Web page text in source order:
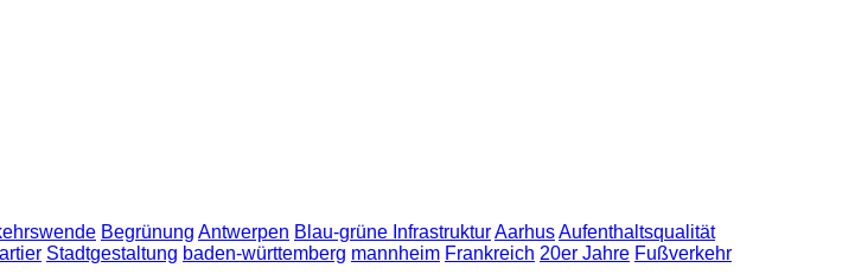
Begrünung Antwerpen Blau-grüne InfrastrukturAarhusAufenthaltsqualität
Stadtgestaltung baden-württemberg mannheim Frankreich 20er Jahre Fußverkehr